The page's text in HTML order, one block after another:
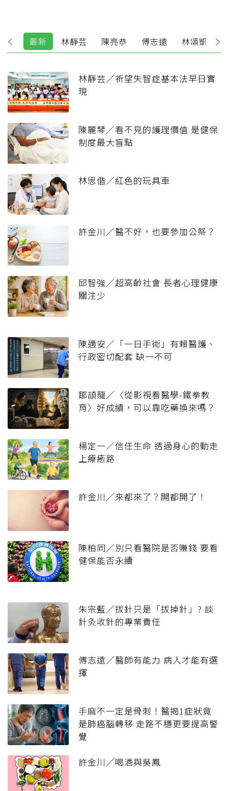
最新 林靜芸 陳亮恭 傅志遠 林頌凱
林靜芸／祈望失智症基本法早日實
現
陳麗琴／看不見的護理價值 是健保
制度最大盲點
林思偕／紅色的玩具車
許金川／醫不好，也要參加公祭？
邱智強／超高齡社會 長者心理健康
關注少
陳適安／「一日手術」有賴醫護、
行政密切配套 缺一不可
鄒頡龍／〈從影視看醫學-鐵拳教
育〉好成績，可以靠吃藥換來嗎？
楊定一／信任生命 透過身心的動走
上療癒路
許金川╱來都來了？開都開了！
陳柏同／別只看醫院是否賺錢 要看
健保能否永續
朱宗藍／拔針只是「拔掉針」? 談
針灸收針的專業責任
傅志遠／醫師有能力 病人才能有選
擇
手麻不一定是骨刺！醫揭1症狀竟
是肺癌腦轉移 走路不穩更要提高警
覺
許金川╱喝酒與吳鳳